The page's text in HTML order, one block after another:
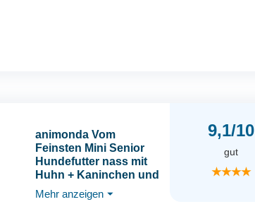
animonda Vom
Feinsten Mini Senior
Hundefutter nass mit
Huhn + Kaninchen und
Basilikum (32 x 100 g),
getreidefreies Senior
Mehr anzeigen ⏷
9,1/10
gut
★★★★